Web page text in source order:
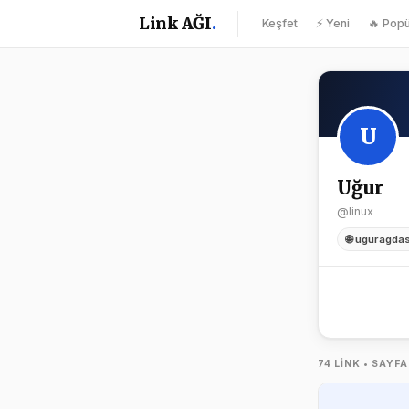
Link AĞI. Keşfet ⚡ Yeni 🔥
U
Uğur
@linux
🌐
74 LINK •